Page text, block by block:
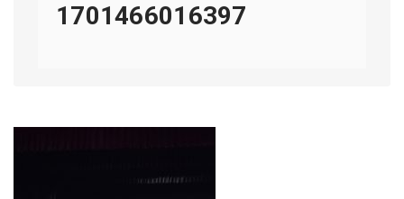
1701466016397